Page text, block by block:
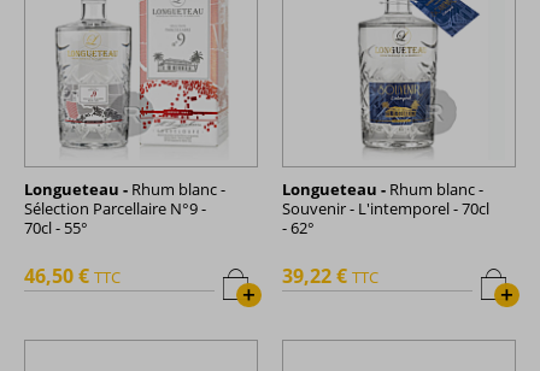
Longueteau - Rhum blanc -
Sélection Parcellaire N°9 -
70cl - 55°
+
46,50 € TTC
Longueteau - Rhum blanc -
Souvenir - L'intemporel - 70cl
- 62°
+
39,22 € TTC